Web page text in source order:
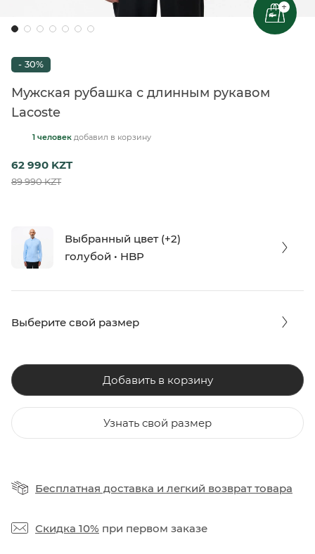
+
- 30%
Мужская рубашка с длинным рукавом
Lacoste
1 человек добавил в корзину
62 990 KZT
89 990 KZT
Выбранный цвет (+2)
голубой • HBP
Выберите свой размер
Добавить в корзину
Узнать свой размер
Бесплатная доставка и легкий возврат товара
Скидка 10% при первом заказе